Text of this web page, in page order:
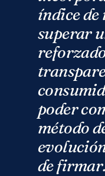
índice de
superar
poder
método
de